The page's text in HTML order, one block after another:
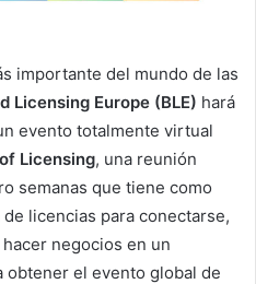
importante del mundo de las
Licensing Europe (BLE) hará
evento totalmente virtual
Licensing, una reunión
semanas que tiene como
licencias para conectarse,
negocios en un
obtener el evento global de